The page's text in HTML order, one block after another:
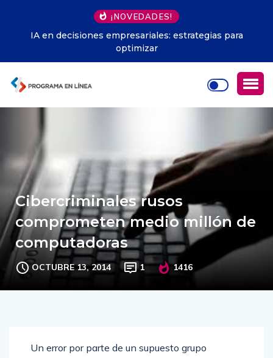
¡NOVEDADES!
IA en decisiones empresariales: estrategias para
optimizar
Cibercriminales rusos
comprometen medio millón de
computadoras
OCTUBRE 13, 2014 1 1416
Un error por parte de un supuesto grupo